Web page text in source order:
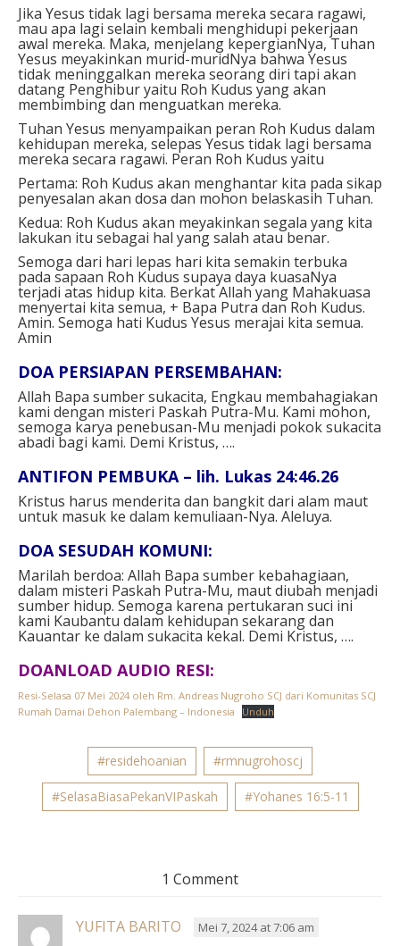
Jika Yesus tidak lagi bersama mereka secara ragawi,
mau apa lagi selain kembali menghidupi pekerjaan
awal mereka. Maka, menjelang kepergianNya, Tuhan
Yesus meyakinkan murid-muridNya bahwa Yesus
tidak meninggalkan mereka seorang diri tapi akan
datang Penghibur yaitu Roh Kudus yang akan
membimbing dan menguatkan mereka.
Tuhan Yesus menyampaikan peran Roh Kudus dalam
kehidupan mereka, selepas Yesus tidak lagi bersama
mereka secara ragawi. Peran Roh Kudus yaitu
Pertama: Roh Kudus akan menghantar kita pada sikap
penyesalan akan dosa dan mohon belaskasih Tuhan.
Kedua: Roh Kudus akan meyakinkan segala yang kita
lakukan itu sebagai hal yang salah atau benar.
Semoga dari hari lepas hari kita semakin terbuka
pada sapaan Roh Kudus supaya daya kuasaNya
terjadi atas hidup kita. Berkat Allah yang Mahakuasa
menyertai kita semua, + Bapa Putra dan Roh Kudus.
Amin. Semoga hati Kudus Yesus merajai kita semua.
Amin
DOA PERSIAPAN PERSEMBAHAN:
Allah Bapa sumber sukacita, Engkau membahagiakan
kami dengan misteri Paskah Putra-Mu. Kami mohon,
semoga karya penebusan-Mu menjadi pokok sukacita
abadi bagi kami. Demi Kristus, ….
ANTIFON PEMBUKA – lih. Lukas 24:46.26
Kristus harus menderita dan bangkit dari alam maut
untuk masuk ke dalam kemuliaan-Nya. Aleluya.
DOA SESUDAH KOMUNI:
Marilah berdoa: Allah Bapa sumber kebahagiaan,
dalam misteri Paskah Putra-Mu, maut diubah menjadi
sumber hidup. Semoga karena pertukaran suci ini
kami Kaubantu dalam kehidupan sekarang dan
Kauantar ke dalam sukacita kekal. Demi Kristus, ….
DOANLOAD AUDIO RESI:
Resi-Selasa 07 Mei 2024 oleh Rm. Andreas Nugroho SCJ dari Komunitas SCJ
Rumah Damai Dehon Palembang – Indonesia
Unduh
#residehoanian #rmnugrohoscj
#SelasaBiasaPekanVIPaskah #Yohanes 16:5-11
1 Comment
YUFITA BARITO Mei 7, 2024 at 7:06 am